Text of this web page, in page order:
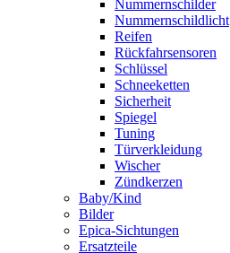
Nummernschilder
Nummernschildlicht
Reifen
Rückfahrsensoren
Schlüssel
Schneeketten
Sicherheit
Spiegel
Tuning
Türverkleidung
Wischer
Zündkerzen
Baby/Kind
Bilder
Epica-Sichtungen
Ersatzteile